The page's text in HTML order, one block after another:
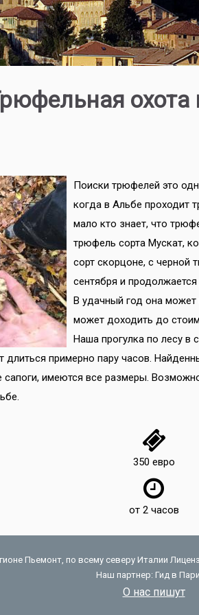
охота
Поиски трюфелей это
когда в Альбе проходит
мало кто знает, что
трюфель сорта Мускат,
сорт скорцоне, с черной
сентября и
В удачный год она
может доходить до
Наша прогулка по лесу в
длиться примерно пару часов.
имеются все размеры.
350 евро
от 2 часов
Пьемонт, по всему северу Италии
Наш партнер: Гид в
О нас пишут